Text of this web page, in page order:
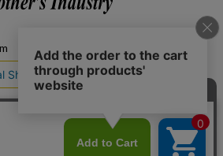
LINE
Android
Mother’s Industry co., ltd.